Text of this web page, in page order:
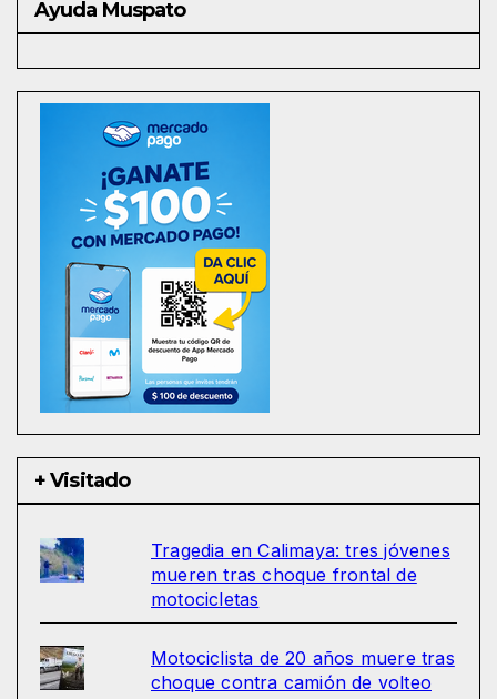
Ayuda Muspato
+ Visitado
Tragedia en Calimaya: tres jóvenes
mueren tras choque frontal de
motocicletas
Motociclista de 20 años muere tras
choque contra camión de volteo